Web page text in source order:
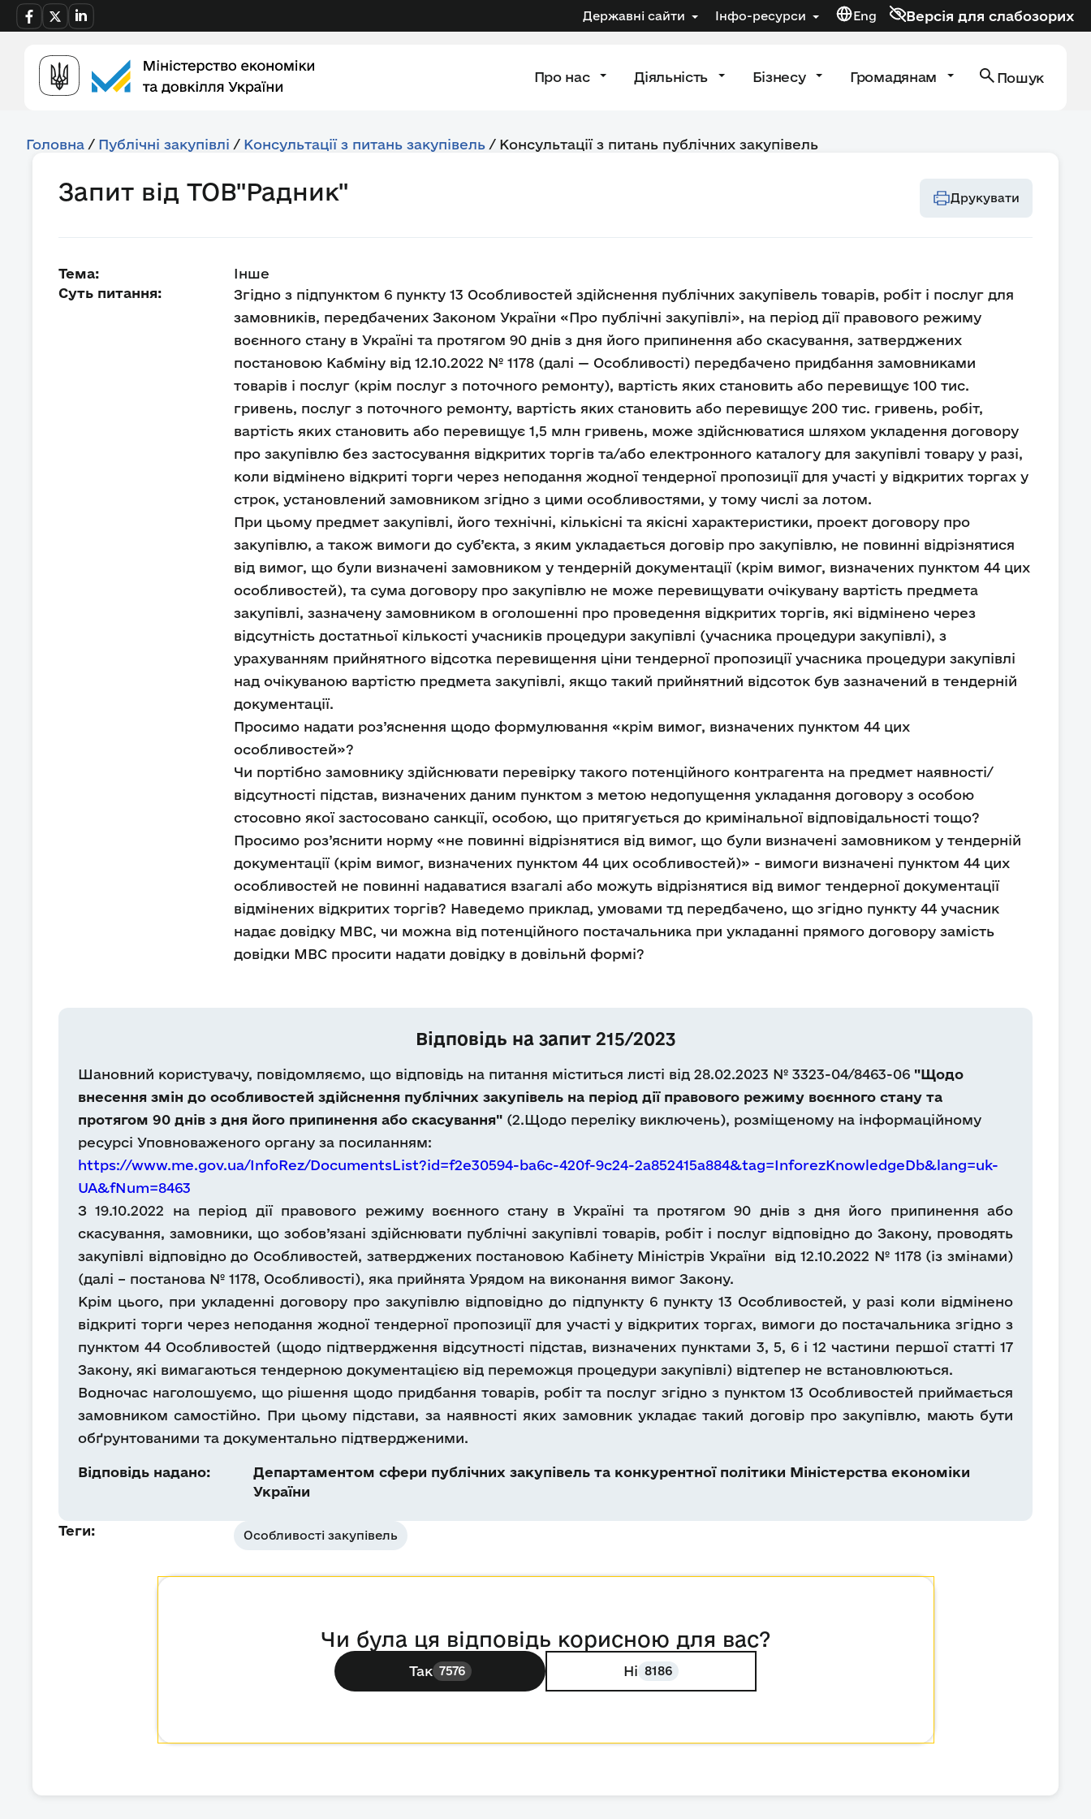
Державні сайти Інфо-ресурси Eng Версія для слабозорих
Про нас Діяльність Бізнесу Громадянам Пошук
Головна / Публічні закупівлі / Консультації з питань закупівель / Консультації з питань публічних закупівель
Запит від ТОВ"Радник" Друкувати
Тема:
Інше
Суть питання:
Згідно з підпунктом 6 пункту 13 Особливостей здійснення публічних закупівель товарів, робіт і послуг для
замовників, передбачених Законом України «Про публічні закупівлі», на період дії правового режиму
воєнного стану в Україні та протягом 90 днів з дня його припинення або скасування, затверджених
постановою Кабміну від 12.10.2022 № 1178 (далі — Особливості) передбачено придбання замовниками
товарів і послуг (крім послуг з поточного ремонту), вартість яких становить або перевищує 100 тис.
гривень, послуг з поточного ремонту, вартість яких становить або перевищує 200 тис. гривень, робіт,
вартість яких становить або перевищує 1,5 млн гривень, може здійснюватися шляхом укладення договору
про закупівлю без застосування відкритих торгів та/або електронного каталогу для закупівлі товару у разі,
коли відмінено відкриті торги через неподання жодної тендерної пропозиції для участі у відкритих торгах у
строк, установлений замовником згідно з цими особливостями, у тому числі за лотом.
При цьому предмет закупівлі, його технічні, кількісні та якісні характеристики, проект договору про
закупівлю, а також вимоги до суб’єкта, з яким укладається договір про закупівлю, не повинні відрізнятися
від вимог, що були визначені замовником у тендерній документації (крім вимог, визначених пунктом 44 цих
особливостей), та сума договору про закупівлю не може перевищувати очікувану вартість предмета
закупівлі, зазначену замовником в оголошенні про проведення відкритих торгів, які відмінено через
відсутність достатньої кількості учасників процедури закупівлі (учасника процедури закупівлі), з
урахуванням прийнятного відсотка перевищення ціни тендерної пропозиції учасника процедури закупівлі
над очікуваною вартістю предмета закупівлі, якщо такий прийнятний відсоток був зазначений в тендерній
документації.
Просимо надати роз’яснення щодо формулювання «крім вимог, визначених пунктом 44 цих
особливостей»?
Чи портібно замовнику здійснювати перевірку такого потенційного контрагента на предмет наявності/
відсутності підстав, визначених даним пунктом з метою недопущення укладання договору з особою
стосовно якої застосовано санкції, особою, що притягується до кримінальної відповідальності тощо?
Просимо роз’яснити норму «не повинні відрізнятися від вимог, що були визначені замовником у тендерній
документації (крім вимог, визначених пунктом 44 цих особливостей)» - вимоги визначені пунктом 44 цих
особливостей не повинні надаватися взагалі або можуть відрізнятися від вимог тендерної документації
відмінених відкритих торгів? Наведемо приклад, умовами тд передбачено, що згідно пункту 44 учасник
надає довідку МВС, чи можна від потенційного постачальника при укладанні прямого договору замість
довідки МВС просити надати довідку в довільнй формі?
Відповідь на запит 215/2023
Шановний користувачу, повідомляємо, що відповідь на питання міститься листі від 28.02.2023 № 3323-04/8463-06 "Щодо
внесення змін до особливостей здійснення публічних закупівель на період дії правового режиму воєнного стану та
протягом 90 днів з дня його припинення або скасування" (2.Щодо переліку виключень), розміщеному на інформаційному
ресурсі Уповноваженого органу за посиланням:
https://www.me.gov.ua/InfoRez/DocumentsList?id=f2e30594-ba6c-420f-9c24-2a852415a884&tag=InforezKnowledgeDb&lang=uk-
UA&fNum=8463
З 19.10.2022 на період дії правового режиму воєнного стану в Україні та протягом 90 днів з дня його припинення або
скасування, замовники, що зобов’язані здійснювати публічні закупівлі товарів, робіт і послуг відповідно до Закону, проводять
закупівлі відповідно до Особливостей, затверджених постановою Кабінету Міністрів України від 12.10.2022 № 1178 (із змінами)
(далі – постанова № 1178, Особливості), яка прийнята Урядом на виконання вимог Закону.
Крім цього, при укладенні договору про закупівлю відповідно до підпункту 6 пункту 13 Особливостей, у разі коли відмінено
відкриті торги через неподання жодної тендерної пропозиції для участі у відкритих торгах, вимоги до постачальника згідно з
пунктом 44 Особливостей (щодо підтвердження відсутності підстав, визначених пунктами 3, 5, 6 і 12 частини першої статті 17
Закону, які вимагаються тендерною документацією від переможця процедури закупівлі) відтепер не встановлюються.
Водночас наголошуємо, що рішення щодо придбання товарів, робіт та послуг згідно з пунктом 13 Особливостей приймається
замовником самостійно. При цьому підстави, за наявності яких замовник укладає такий договір про закупівлю, мають бути
обґрунтованими та документально підтвердженими.
Відповідь надано:
Департаментом сфери публічних закупівель та конкурентної політики Міністерства економіки
України
Теги: Особливості закупівель
Чи була ця відповідь корисною для вас?
Так 7576 Ні 8186